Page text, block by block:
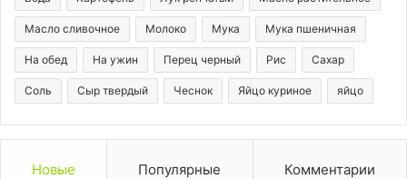
Масло сливочное Молоко Мука Мука пшеничная
На обед На ужин Перец черный Рис Сахар
Соль Сыр твердый Чеснок Яйцо куриное яйцо
Новые Популярные Комментарии